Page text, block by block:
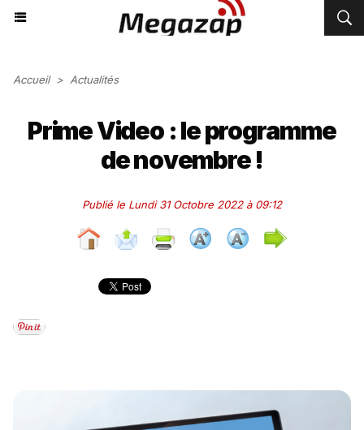
Accueil > Actualités
Prime Video : le programme
de novembre !
Publié le Lundi 31 Octobre 2022 à 09:12